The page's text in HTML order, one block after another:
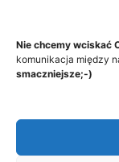
Nie chcemy wciskać
komunikacja między
smaczniejsze;-)